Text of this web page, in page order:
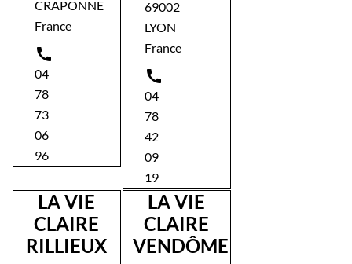
CRAPONNE
France

04
78
73
06
96
69002
LYON
France

04
78
42
09
19
LA VIE
CLAIRE
RILLIEUX
LA VIE
CLAIRE
VENDÔME